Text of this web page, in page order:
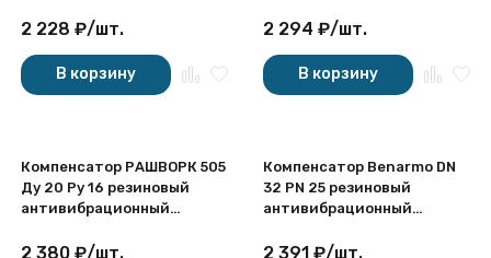
муфтовый
2 228 ₽/шт.
В корзину
фланцевый
2 294 ₽/шт.
В корзину
Компенсатор РАШВОРК 505
Ду 20 Ру 16 резиновый
антивибрационный
2 380 ₽/шт.
Компенсатор Benarmo DN
32 PN 25 резиновый
антивибрационный
2 391 ₽/шт.